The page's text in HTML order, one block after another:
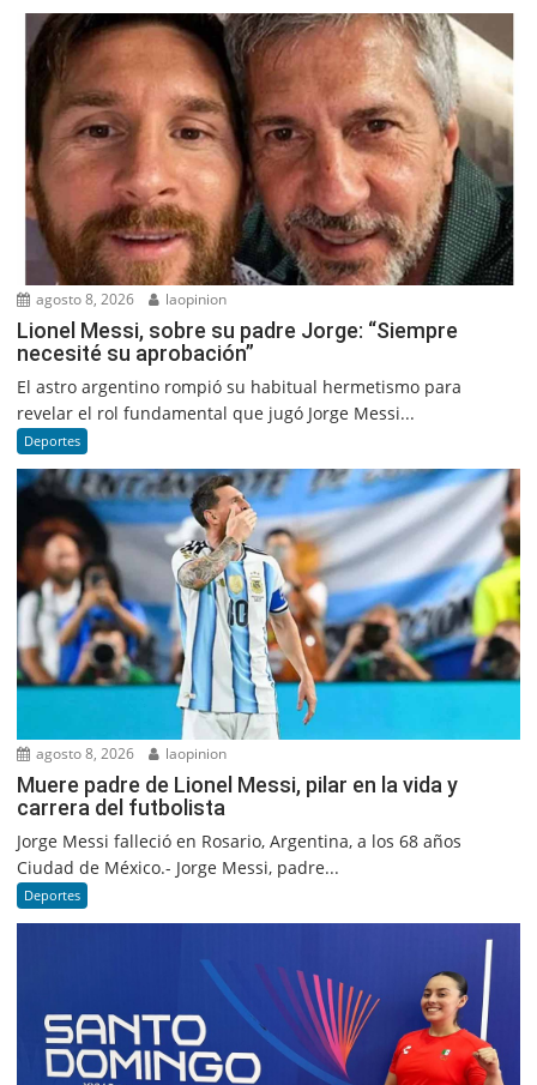
agosto 8, 2026 laopinion
Lionel Messi, sobre su padre Jorge: “Siempre
necesité su aprobación”
El astro argentino rompió su habitual hermetismo para
revelar el rol fundamental que jugó Jorge Messi...
Deportes
agosto 8, 2026 laopinion
Muere padre de Lionel Messi, pilar en la vida y
carrera del futbolista
Jorge Messi falleció en Rosario, Argentina, a los 68 años
Ciudad de México.- Jorge Messi, padre...
Deportes